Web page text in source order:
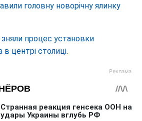
головну новорічну ялинку
зняли процес установки
в центрі столиці.